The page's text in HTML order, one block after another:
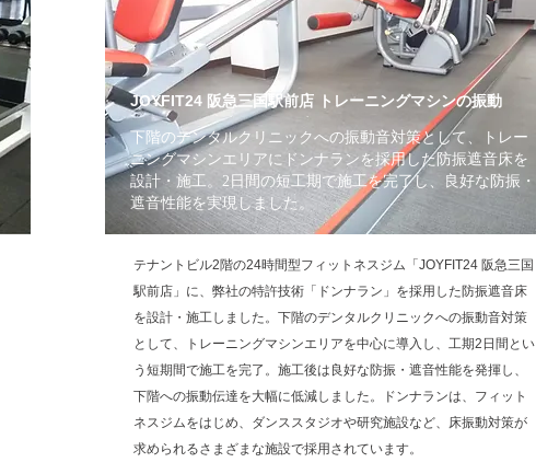
JOYFIT24 阪急三国駅前店 トレーニングマシンの振動
下階のデンタルクリニックへの振動音対策として、トレー
ニングマシンエリアにドンナランを採用した防振遮音床を
設計・施工。2日間の短工期で施工を完了し、良好な防振・
遮音性能を実現しました。
テナントビル2階の24時間型フィットネスジム「JOYFIT24 阪急三国
駅前店」に、弊社の特許技術「ドンナラン」を採用した防振遮音床
を設計・施工しました。下階のデンタルクリニックへの振動音対策
として、トレーニングマシンエリアを中心に導入し、工期2日間とい
う短期間で施工を完了。施工後は良好な防振・遮音性能を発揮し、
下階への振動伝達を大幅に低減しました。ドンナランは、フィット
ネスジムをはじめ、ダンススタジオや研究施設など、床振動対策が
求められるさまざまな施設で採用されています。